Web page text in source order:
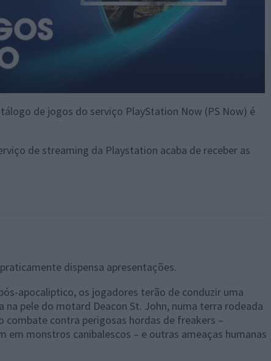
de jogos do serviço PlayStation Now (PS Now) é
de streaming da Playstation acaba de receber as
dispensa apresentações.
apocaliptico, os jogadores terão de conduzir uma
na pele do motard Deacon St. John, numa terra rodeada
combate contra perigosas hordas de freakers –
em monstros canibalescos – e outras ameaças humanas